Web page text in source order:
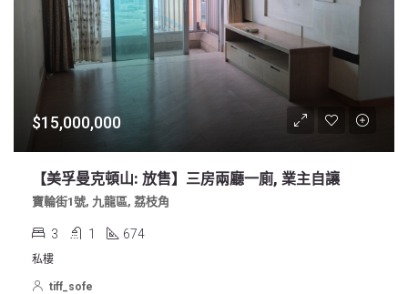
$15,000,000
【美孚曼克頓山: 放售】三房兩廳一廁, 業主自讓
寶輪街1號, 九龍區, 荔枝角
3 1 674
私樓
tiff_sofe